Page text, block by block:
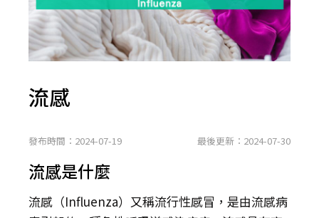
流感
發布時間：2024-07-19 最後更新：2024-07-30
流感是什麼
流感（Influenza）又稱流行性感冒，是由流感病